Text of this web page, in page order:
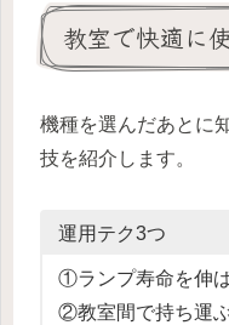
教室で快適に
機種を選んだあとに
技を紹介します。
運用テク3つ
①ランプ寿命を伸
②教室間で持ち運